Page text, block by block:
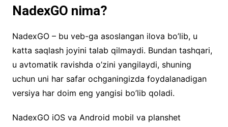
NadexGO nima?
NadexGO – bu veb-ga asoslangan ilova bo’lib, u
katta saqlash joyini talab qilmaydi. Bundan tashqari,
u avtomatik ravishda o’zini yangilaydi, shuning
uchun uni har safar ochganingizda foydalanadigan
versiya har doim eng yangisi bo’lib qoladi.
NadexGO iOS va Android mobil va planshet